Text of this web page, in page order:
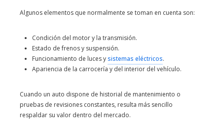
Algunos elementos que normalmente se toman en cuenta son:
Condición del motor y la transmisión.
Estado de frenos y suspensión.
Funcionamiento de luces ysistemas eléctricos.
Apariencia de la carrocería y del interior del vehículo.
Cuando un auto dispone de historial de mantenimiento o
pruebas de revisiones constantes, resulta más sencillo
respaldar su valor dentro del mercado.